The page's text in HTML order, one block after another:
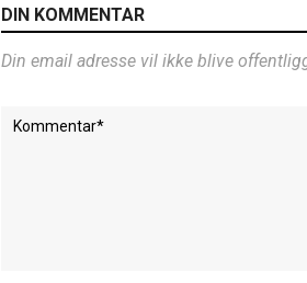
DIN KOMMENTAR
Din email adresse vil ikke blive